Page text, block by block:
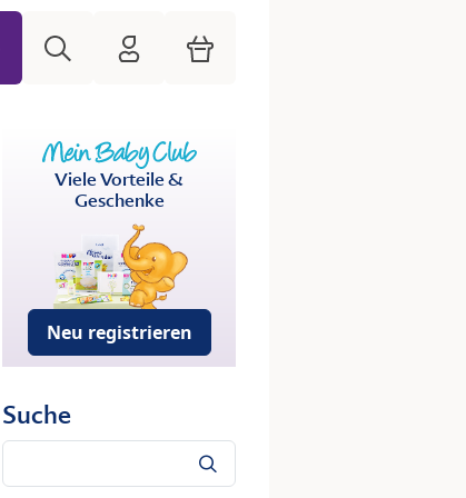
HiPP Mein Babyclub
Warenkorb
Viele Vorteile &
Geschenke
Neu registrieren
Suche